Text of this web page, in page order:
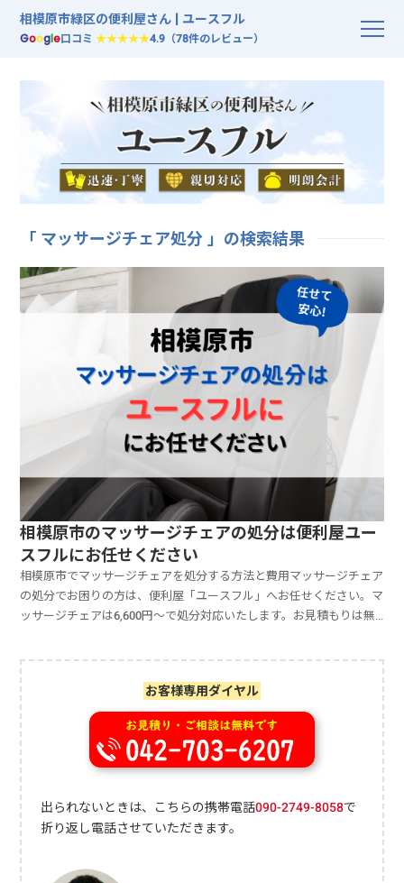
相模原市緑区の便利屋さん | ユースフル
Google口コミ★★★★★4.9（78件のレビュー）
「 マッサージチェア処分 」の検索結果
相模原市のマッサージチェアの処分は便利屋ユー
スフルにお任せください
相模原市でマッサージチェアを処分する方法と費用マッサージチェア
の処分でお困りの方は、便利屋「ユースフル」へお任せください。マ
ッサージチェアは6,600円～で処分対応いたします。お見積もりは無
ージチェアは、粗大ごみとして処分できるので、戸別収集に申し込み
するか、直接受入施設に持込可能です。相模原市緑区でマッサージチ
ェアを処分する方法は複数ありますが、最もコストを抑えるには自治
体サービスが有用です。ただし、自治体サービスを利用する場合、自
宅からの搬出・運搬の手間が発生します。通常、マッサージチェアは
70～100kg程度の重量があるので、搬出・運搬は容易ではありませ
ん。自治体サービスを利用し粗大ごみとして処分する場合、費用を抑
えられるものの、作業に負担を感じる可能性があります。マッサージ
チェア処分の手間を削減するには、搬出・運搬などを行っている不用
品回収業者を利用するのも手段です。なお、マッサージチェアの状態
によっては買取依頼が可能ですし、購入店舗によっては引き取りサー
ビスを利用できるケースもあります。マッサージチェア処分の参考費
お客様専用ダイヤル
出られないときは、こちらの携帯電話090-2749-8058で
折り返し電話させていただきます。